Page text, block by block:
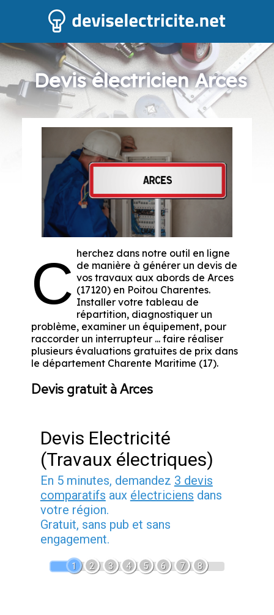
Devis électricien Arces
C herchez dans notre outil en ligne
de manière à générer un devis de
vos travaux aux abords de Arces
(17120) en Poitou Charentes.
Installer votre tableau de
répartition, diagnostiquer un
problème, examiner un équipement, pour
raccorder un interrupteur ... faire réaliser
plusieurs évaluations gratuites de prix dans
le département Charente Maritime (17).
Devis gratuit à Arces
Devis Electricité
(Travaux électriques)
En 5 minutes, demandez 3 devis
comparatifs aux électriciens dans
votre région.
Gratuit, sans pub et sans
engagement.
1 2 3 4 5 6 7 8